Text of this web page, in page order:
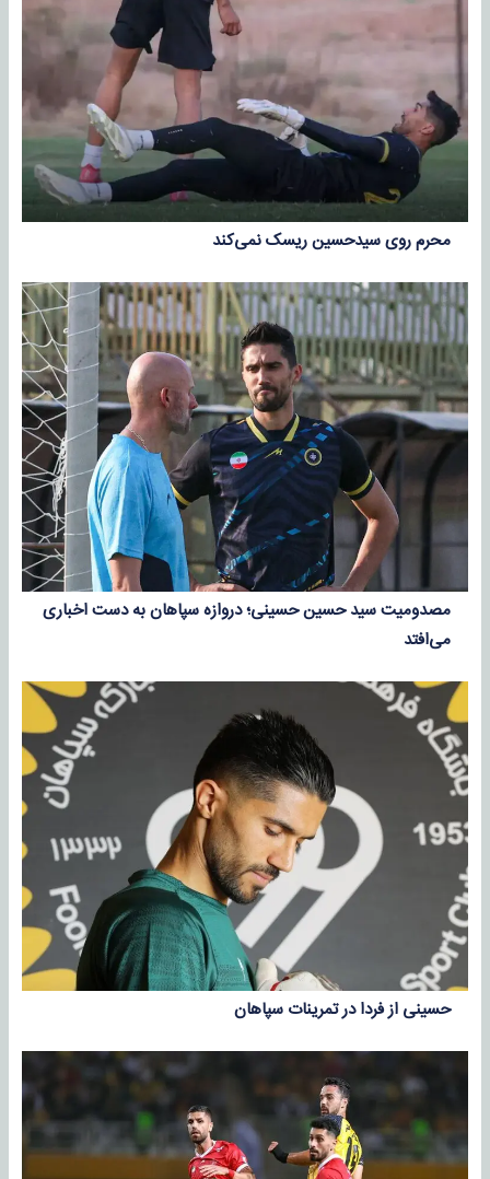
محرم روی سیدحسین ریسک نمی‌کند
مصدومیت سید حسین حسینی؛ دروازه سپاهان به دست اخباری
می‌افتد
حسینی از فردا در تمرینات سپاهان